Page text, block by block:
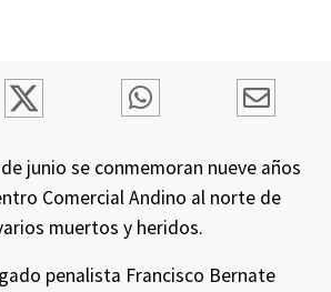
junio se conmemoran nueve años
Comercial Andino al norte de
muertos y heridos.
penalista Francisco Bernate